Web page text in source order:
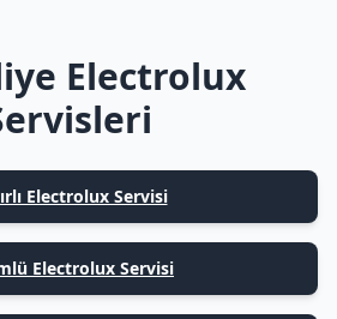
Electrolux
Electrolux Servisi
Electrolux Servisi